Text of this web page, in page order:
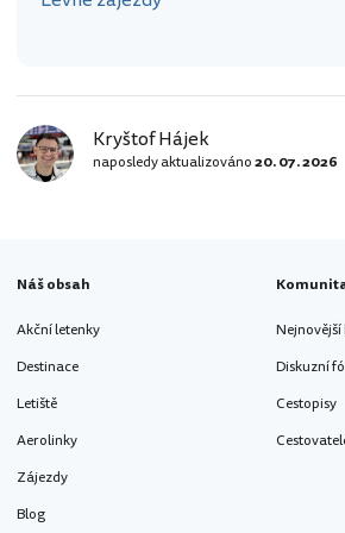
Kryštof Hájek
naposledy aktualizováno20. 07. 2026
Náš obsah
Akční letenky
Destinace
Letiště
Aerolinky
Zájezdy
Blog
Diskuzní
Cestopisy